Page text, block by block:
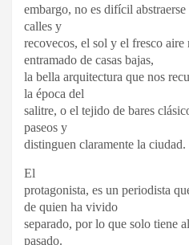
embargo, no es difícil
calles y
recovecos, el sol y el fresco aire
entramado de casas bajas,
la bella arquitectura que nos
la época del
salitre, o el tejido de bares
paseos y
distinguen claramente la ciudad.
El
protagonista, es un periodista
de quien ha vivido
separado, por lo que solo tiene
pasado.